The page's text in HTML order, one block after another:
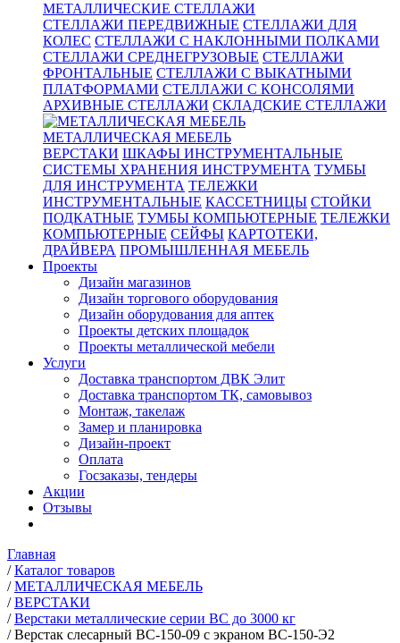
МЕТАЛЛИЧЕСКИЕ СТЕЛЛАЖИ
СТЕЛЛАЖИ ПЕРЕДВИЖНЫЕ СТЕЛЛАЖИ ДЛЯ
КОЛЕС СТЕЛЛАЖИ С НАКЛОННЫМИ ПОЛКАМИ
СТЕЛЛАЖИ СРЕДНЕГРУЗОВЫЕ СТЕЛЛАЖИ
ФРОНТАЛЬНЫЕ СТЕЛЛАЖИ С ВЫКАТНЫМИ
ПЛАТФОРМАМИ СТЕЛЛАЖИ С КОНСОЛЯМИ
АРХИВНЫЕ СТЕЛЛАЖИ СКЛАДСКИЕ СТЕЛЛАЖИ
МЕТАЛЛИЧЕСКАЯ МЕБЕЛЬ
ВЕРСТАКИ ШКАФЫ ИНСТРУМЕНТАЛЬНЫЕ
СИСТЕМЫ ХРАНЕНИЯ ИНСТРУМЕНТА ТУМБЫ
ДЛЯ ИНСТРУМЕНТА ТЕЛЕЖКИ
ИНСТРУМЕНТАЛЬНЫЕ КАССЕТНИЦЫ СТОЙКИ
ПОДКАТНЫЕ ТУМБЫ КОМПЬЮТЕРНЫЕ ТЕЛЕЖКИ
КОМПЬЮТЕРНЫЕ СЕЙФЫ КАРТОТЕКИ,
ДРАЙВЕРА ПРОМЫШЛЕННАЯ МЕБЕЛЬ
Проекты
Дизайн магазинов
Дизайн торгового оборудования
Дизайн оборудования для аптек
Проекты детских площадок
Проекты металлической мебели
Услуги
Доставка транспортом ДВК Элит
Доставка транспортом ТК, самовывоз
Монтаж, такелаж
Замер и планировка
Дизайн-проект
Оплата
Госзаказы, тендеры
Акции
Отзывы
Главная
/ Каталог товаров
/ МЕТАЛЛИЧЕСКАЯ МЕБЕЛЬ
/ ВЕРСТАКИ
/ Верстаки металлические серии ВС до 3000 кг
/ Верстак слесарный ВС-150-09 с экраном ВС-150-Э2